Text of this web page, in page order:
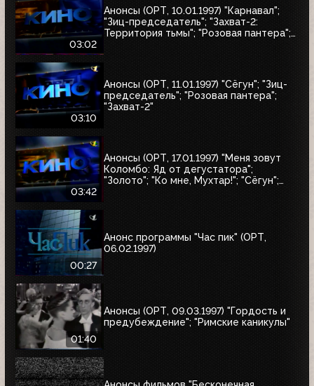
03:02
Анонсы (ОРТ, 10.01.1997) "Карнавал";
"Зиц-председатель"; "Захват-2:
Территория тьмы"; "Розовая пантера";
03:10
Анонсы (ОРТ, 11.01.1997) "Сёгун"; "Зиц-
председатель"; "Розовая пантера";
"Захват-2"
03:42
Анонсы (ОРТ, 17.01.1997) "Меня зовут
Коломбо: Яд от дегустатора";
"Золото"; "Ко мне, Мухтар!"; "Сёгун";
00:27
Анонс программы "Час пик" (ОРТ,
06.02.1997)
01:40
Анонсы (ОРТ, 09.03.1997) "Гордость и
предубеждение"; "Римские каникулы"